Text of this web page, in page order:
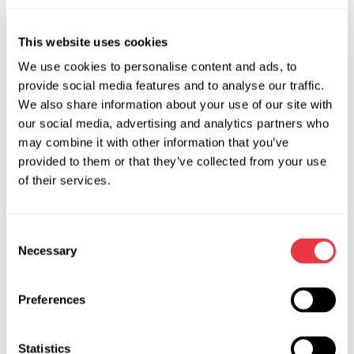
This website uses cookies
We use cookies to personalise content and ads, to
provide social media features and to analyse our traffic.
We also share information about your use of our site with
our social media, advertising and analytics partners who
may combine it with other information that you’ve
provided to them or that they’ve collected from your use
of their services.
Selection
Necessary
Preferences
Statistics
наличии утечки воздуха, давление в нем падает быстрее,
чем в исправном, поэтому компрессор включается чаще
обычного и предохранительное кольцо достаточно
быстро изнашивается.
Где выполнять?
Важно выполнять ремонт в специализированных
элементы низкого качества (это чревато не только
переустановкой самой пневматики, но и разбитыми
не учесть все особенности вашей модели авто (на
элемент с индивидуальными особенностями